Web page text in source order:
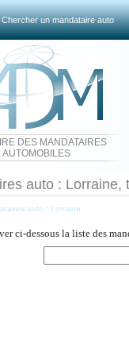
Chercher un mandataire auto
DES MANDATAIRES
AUTOMOBILES
auto :
auto : Lorraine
ci-dessous la liste des